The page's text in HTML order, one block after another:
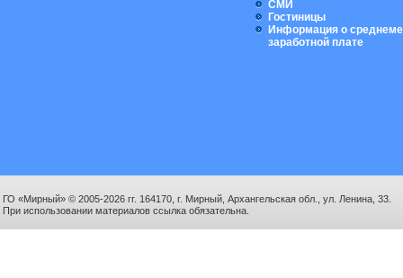
СМИ
Гостиницы
Информация о
заработной плате
ГО «Мирный» © 2005-2026 гг. 164170, г. Мирный, Архангельская обл., ул. Ленина, 33.
При использовании материалов ссылка обязательна.